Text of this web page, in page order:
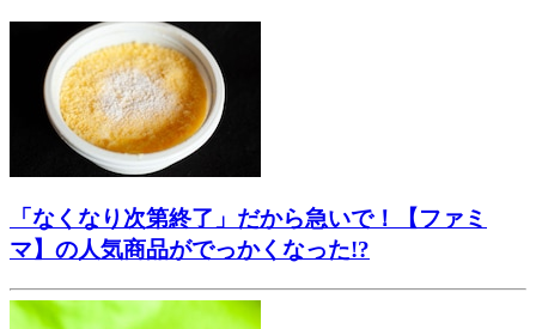
「なくなり次第終了」だから急いで！【ファミ
マ】の人気商品がでっかくなった!?